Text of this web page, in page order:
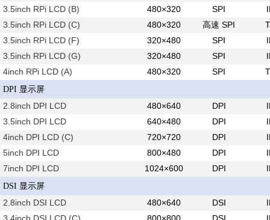
3.5inch RPi LCD (B)
480×320 SPI
3.5inch RPi LCD (C)
480×320 高速 SPI
3.5inch RPi LCD (F)
320×480 SPI
3.5inch RPi LCD (G)
320×480 SPI
4inch RPi LCD (A)
480×320 SPI
DPI 显示屏
2.8inch DPI LCD
480×640 DPI
3.5inch DPI LCD
640×480 DPI
4inch DPI LCD (C)
720×720 DPI
5inch DPI LCD
800×480 DPI
7inch DPI LCD
1024×600 DPI
DSI 显示屏
2.8inch DSI LCD
480×640 DSI